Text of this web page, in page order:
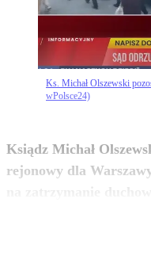
Ks. Michał Olszewski
wPolsce24)
Ksiądz Michał
rejonowy dla